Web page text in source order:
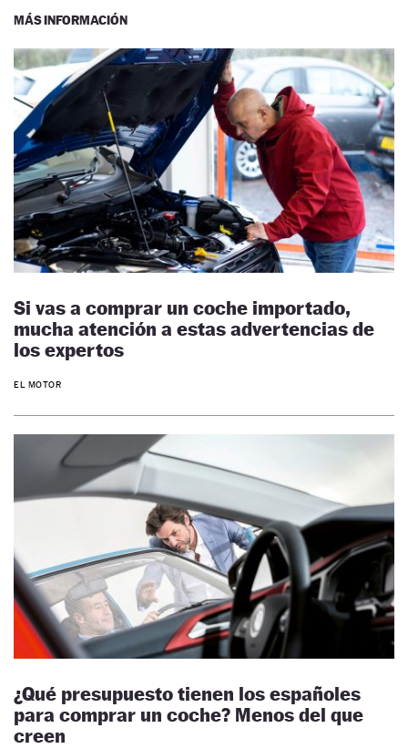
MÁS INFORMACIÓN
Si vas a comprar un coche importado,
mucha atención a estas advertencias de
los expertos
EL MOTOR
¿Qué presupuesto tienen los españoles
para comprar un coche? Menos del que
creen